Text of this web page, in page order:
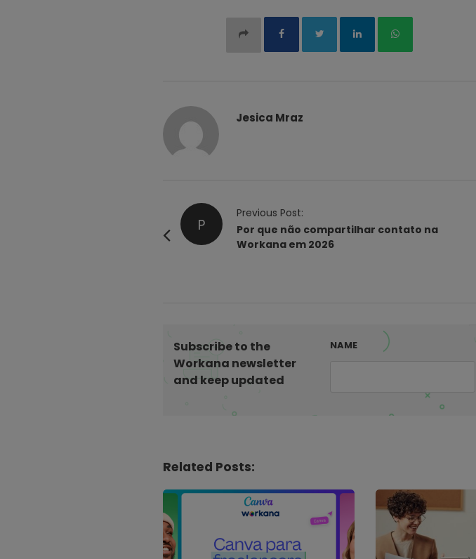
Jesica Mraz
P
Previous Post:
Por que não compartilhar contato na
Workana em 2026
Subscribe to the
Workana newsletter
and keep updated
NAME
Related Posts: